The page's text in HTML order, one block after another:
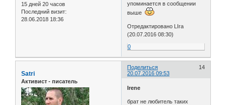
15 дней 20 часов
Последний визит:
28.06.2018 18:36
упоминается в сообщении
выше
Отредактировано LIra
(20.07.2016 08:30)
0
Поделиться
14
20.07.2016 09:53
Satri
Активист - писатель
Irene
брат не любитель таких